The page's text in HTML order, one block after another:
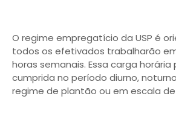
O regime empregatício da USP é
todos os efetivados trabalharão
horas semanais. Essa carga horária
cumprida no período diurno,
regime de plantão ou em escala